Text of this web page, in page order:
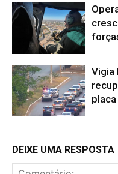
Vigia
DEIXE UMA RESPOSTA